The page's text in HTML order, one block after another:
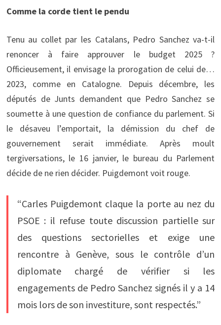
Comme la corde tient le pendu
Tenu au collet par les Catalans, Pedro Sanchez va-t-il
renoncer à faire approuver le budget 2025 ?
Officieusement, il envisage la prorogation de celui de…
2023, comme en Catalogne. Depuis décembre, les
députés de Junts demandent que Pedro Sanchez se
soumette à une question de confiance du parlement. Si
le désaveu l’emportait, la démission du chef de
gouvernement serait immédiate. Après moult
tergiversations, le 16 janvier, le bureau du Parlement
décide de ne rien décider. Puigdemont voit rouge.
“Carles Puigdemont claque la porte au nez du
PSOE : il refuse toute discussion partielle sur
des questions sectorielles et exige une
rencontre à Genève, sous le contrôle d’un
diplomate chargé de vérifier si les
engagements de Pedro Sanchez signés il y a 14
mois lors de son investiture, sont respectés.”